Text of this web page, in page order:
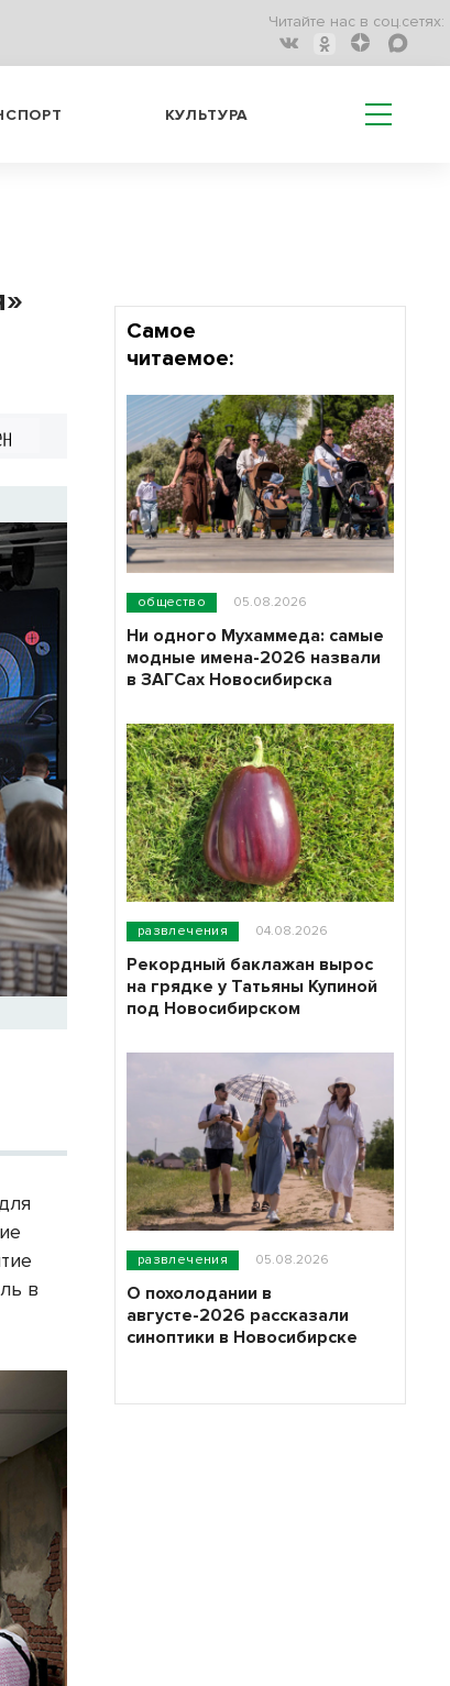
Читайте нас в соц.сетях:
КУЛЬТУРА
в
Самое
читаемое:
общество 05.08.2026
Ни одного Мухаммеда: самые
модные имена-2026 назвали
в ЗАГСах Новосибирска
развлечения 04.08.2026
Рекордный баклажан вырос
на грядке у Татьяны Купиной
под Новосибирском
развлечения 05.08.2026
О похолодании в
августе-2026 рассказали
синоптики в Новосибирске